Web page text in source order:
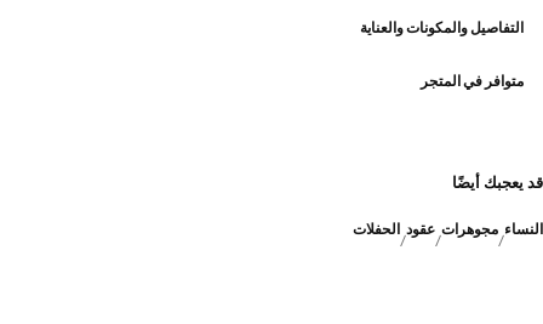
التفاصيل والمكونات والعناية
متوافر في المتجر
قد يعجبك أيضًا
النساء مجوهرات عقود الحفلات